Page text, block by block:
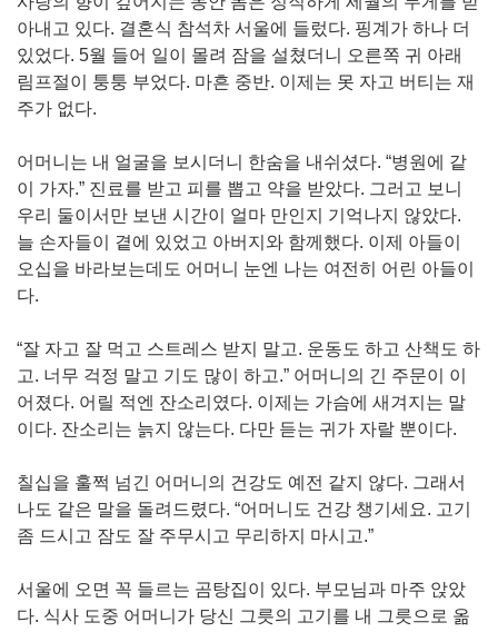
아내고 있다. 결혼식 참석차 서울에 들렀다. 핑계가 하나 더
있었다. 5월 들어 일이 몰려 잠을 설쳤더니 오른쪽 귀 아래
림프절이 퉁퉁 부었다. 마흔 중반. 이제는 못 자고 버티는 재
주가 없다.
어머니는 내 얼굴을 보시더니 한숨을 내쉬셨다. “병원에 같
이 가자.” 진료를 받고 피를 뽑고 약을 받았다. 그러고 보니
우리 둘이서만 보낸 시간이 얼마 만인지 기억나지 않았다.
늘 손자들이 곁에 있었고 아버지와 함께했다. 이제 아들이
오십을 바라보는데도 어머니 눈엔 나는 여전히 어린 아들이
다.
“잘 자고 잘 먹고 스트레스 받지 말고. 운동도 하고 산책도 하
고. 너무 걱정 말고 기도 많이 하고.” 어머니의 긴 주문이 이
어졌다. 어릴 적엔 잔소리였다. 이제는 가슴에 새겨지는 말
이다. 잔소리는 늙지 않는다. 다만 듣는 귀가 자랄 뿐이다.
칠십을 훌쩍 넘긴 어머니의 건강도 예전 같지 않다. 그래서
나도 같은 말을 돌려드렸다. “어머니도 건강 챙기세요. 고기
좀 드시고 잠도 잘 주무시고 무리하지 마시고.”
서울에 오면 꼭 들르는 곰탕집이 있다. 부모님과 마주 앉았
다. 식사 도중 어머니가 당신 그릇의 고기를 내 그릇으로 옮